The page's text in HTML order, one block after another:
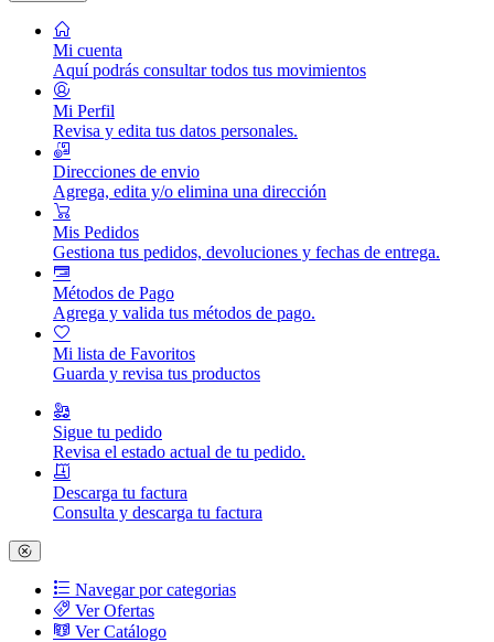
Mi cuenta
Aquí podrás consultar todos tus movimientos
Mi Perfil
Revisa y edita tus datos personales.
Direcciones de envio
Agrega, edita y/o elimina una dirección
Mis Pedidos
Gestiona tus pedidos, devoluciones y fechas de entrega.
Métodos de Pago
Agrega y valida tus métodos de pago.
Mi lista de Favoritos
Guarda y revisa tus productos
Sigue tu pedido
Revisa el estado actual de tu pedido.
Descarga tu factura
Consulta y descarga tu factura
Navegar por categorias
Ver Ofertas
Ver Catálogo